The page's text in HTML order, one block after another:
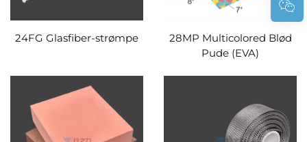
24FG Glasfiber-strømpe
28MP Multicolored Blød
Pude (EVA)